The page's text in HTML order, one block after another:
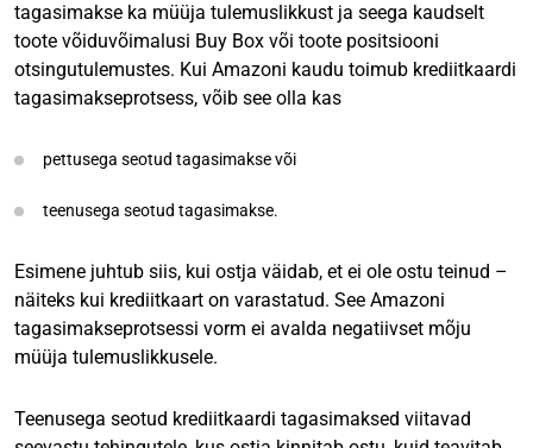
tagasimakse ka müüja tulemuslikkust ja seega kaudselt
toote võiduvõimalusi Buy Box või toote positsiooni
otsingutulemustes. Kui Amazoni kaudu toimub krediitkaardi
tagasimakseprotsess, võib see olla kas
pettusega seotud tagasimakse või
teenusega seotud tagasimakse.
Esimene juhtub siis, kui ostja väidab, et ei ole ostu teinud –
näiteks kui krediitkaart on varastatud. See Amazoni
tagasimakseprotsessi vorm ei avalda negatiivset mõju
müüja tulemuslikkusele.
Teenusega seotud krediitkaardi tagasimaksed viitavad